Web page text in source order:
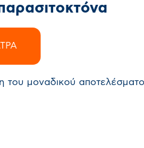
του μοναδικού